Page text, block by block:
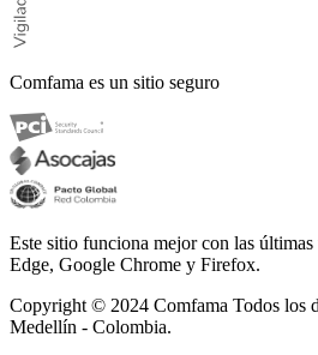
Comfama es un sitio seguro
Este sitio funciona mejor con las
Edge, Google Chrome y Firefox.
Copyright © 2024 Comfama Todos los
Medellín - Colombia.